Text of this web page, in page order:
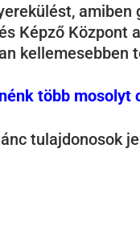
Képző Központ
kellemesebben
több mosolyt
tulajdonosok